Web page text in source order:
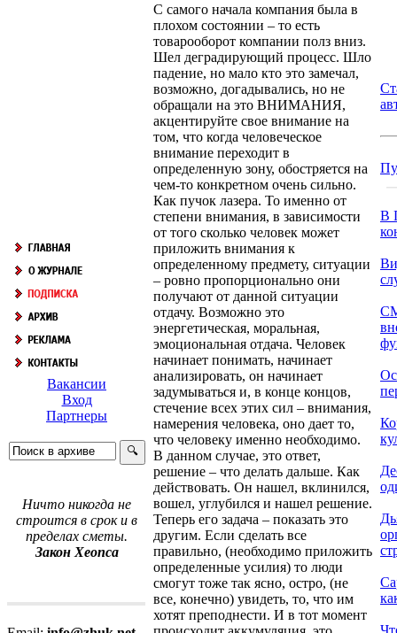
Вакансии
Вход
Партнеры
Ничто никогда не
строится в срок и в
пределах сметы.
Закон Хеопса
С самого начала компания была в
плохом состоянии – то есть
товарооборот компании полз вниз.
Шел деградирующий процесс. Шло
падение, но мало кто это замечал,
возможно, догадывались, но не
обращали на это ВНИМАНИЯ,
акцентируйте свое внимание на
том, что когда человеческое
внимание переходит в
определенную зону, обостряется на
чем-то конкретном очень сильно.
Как пучок лазера. То именно от
степени внимания, в зависимости
от того сколько человек может
приложить внимания к
определенному предмету, ситуации
– ровно пропорционально они
получают от данной ситуации
отдачу. Возможно это
энергетическая, моральная,
эмоциональная отдача. Человек
начинает понимать, начинает
анализировать, он начинает
задумываться и, в конце концов,
стечение всех этих сил – внимания,
намерения человека, оно дает то,
что человеку именно необходимо.
В данном случае, это ответ,
решение – что делать дальше. Как
действовать. Он нашел, вклинился,
вошел, углубился и нашел решение.
Теперь его задача – показать это
другим. Если сделать все
правильно, (необходимо приложить
определенные усилия) то люди
смогут тоже так ясно, остро, (не
все, конечно) увидеть, то, что им
хотят преподнести. И в тот момент
В